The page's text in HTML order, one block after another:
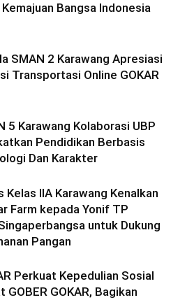
Kemajuan Bangsa Indonesia
SMAN 2 Karawang Apresiasi
Transportasi Online GOKAR
5 Karawang Kolaborasi UBP
Pendidikan Berbasis
Dan Karakter
Kelas IIA Karawang Kenalkan
Farm kepada Yonif TP
untuk Dukung
Pangan
Perkuat Kepedulian Sosial
GOBER GOKAR, Bagikan